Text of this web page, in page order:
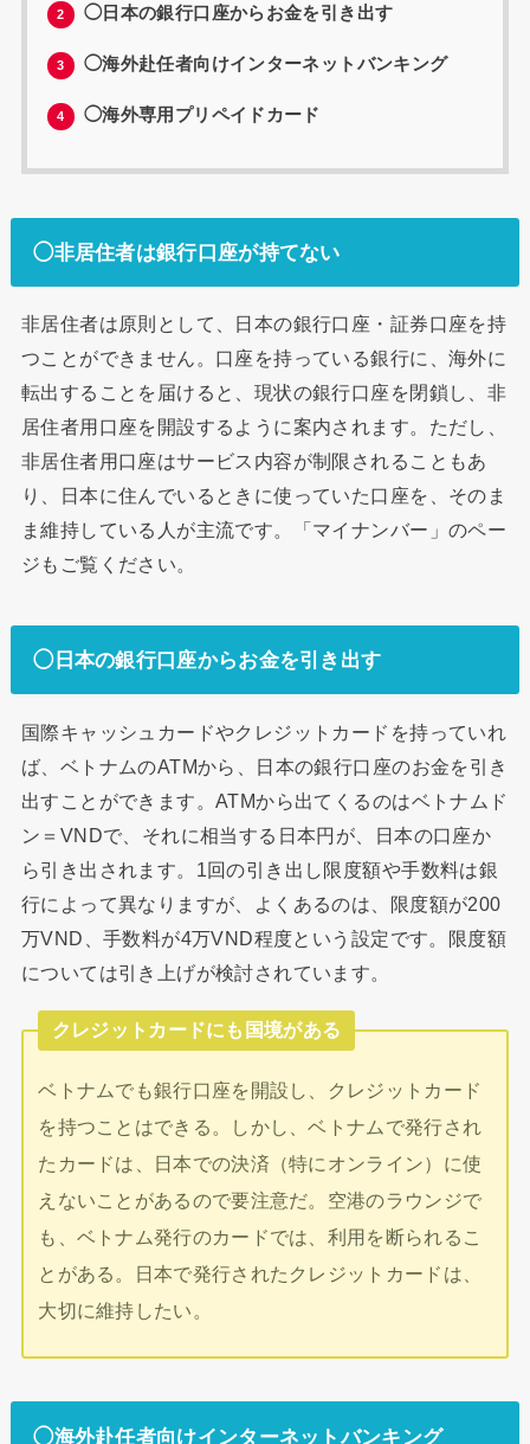
2 ◯日本の銀行口座からお金を引き出す
3 ◯海外赴任者向けインターネットバンキング
4 ◯海外専用プリペイドカード
◯非居住者は銀行口座が持てない
非居住者は原則として、日本の銀行口座・証券口座を持
つことができません。口座を持っている銀行に、海外に
転出することを届けると、現状の銀行口座を閉鎖し、非
居住者用口座を開設するように案内されます。ただし、
非居住者用口座はサービス内容が制限されることもあ
り、日本に住んでいるときに使っていた口座を、そのま
ま維持している人が主流です。「マイナンバー」のペー
ジもご覧ください。
◯日本の銀行口座からお金を引き出す
国際キャッシュカードやクレジットカードを持っていれ
ば、ベトナムのATMから、日本の銀行口座のお金を引き
出すことができます。ATMから出てくるのはベトナムド
ン＝VNDで、それに相当する日本円が、日本の口座か
ら引き出されます。1回の引き出し限度額や手数料は銀
行によって異なりますが、よくあるのは、限度額が200
万VND、手数料が4万VND程度という設定です。限度額
については引き上げが検討されています。
クレジットカードにも国境がある
ベトナムでも銀行口座を開設し、クレジットカード
を持つことはできる。しかし、ベトナムで発行され
たカードは、日本での決済（特にオンライン）に使
えないことがあるので要注意だ。空港のラウンジで
も、ベトナム発行のカードでは、利用を断られるこ
とがある。日本で発行されたクレジットカードは、
大切に維持したい。
◯海外赴任者向けインターネットバンキング